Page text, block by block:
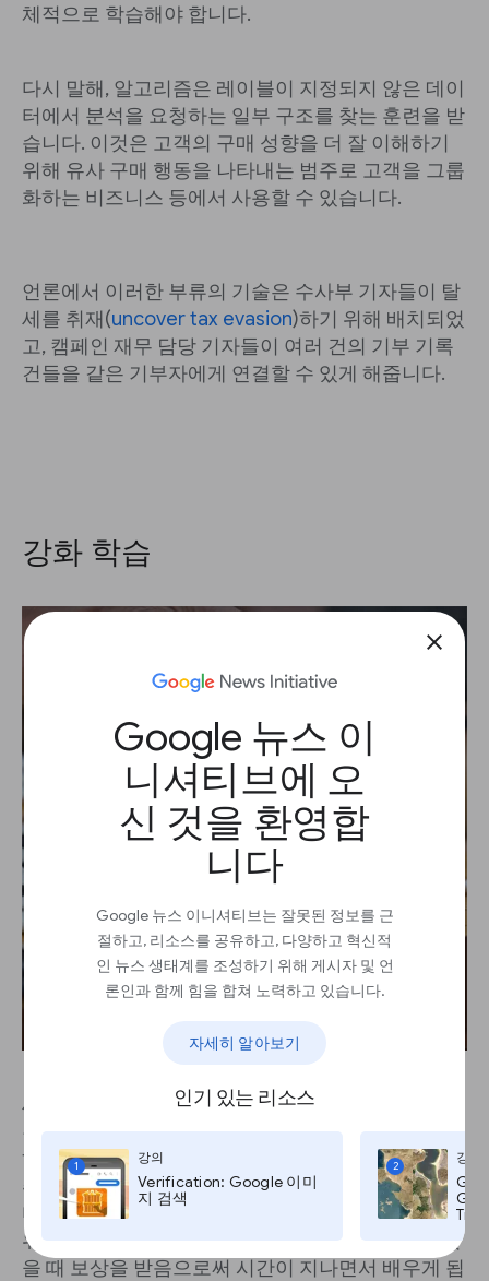
close
Google 뉴스 이
니셔티브에 오
신 것을 환영합
니다
Google 뉴스 이니셔티브는 잘못된 정보를 근
절하고, 리소스를 공유하고, 다양하고 혁신적
인 뉴스 생태계를 조성하기 위해 게시자 및 언
론인과 함께 힘을 합쳐 노력하고 있습니다.
자세히 알아보기
인기 있는 리소스
1
강의
Verification: Google 이미
지 검색
2
강의
체적으로 학습해야 합니다.
다시 말해, 알고리즘은 레이블이 지정되지 않은 데이
터에서 분석을 요청하는 일부 구조를 찾는 훈련을 받
습니다. 이것은 고객의 구매 성향을 더 잘 이해하기
위해 유사 구매 행동을 나타내는 범주로 고객을 그룹
화하는 비즈니스 등에서 사용할 수 있습니다.
언론에서 이러한 부류의 기술은 수사부 기자들이 탈
세를 취재(uncover tax evasion)하기 위해 배치되었
고, 캠페인 재무 담당 기자들이 여러 건의 기부 기록
건들을 같은 기부자에게 연결할 수 있게 해줍니다.
강화 학습
세 번째 유형은 강화 학습입니다. 비지도 학습과 마
찬가지로 여기서도 레이블이 지정된 데이터가 필요
하지 않습니다. 대신, 시행 착오를 통해 어떤 행동을
취해야 하는지, 즉 실수를 함으로써 학습한다는 아이
디어를 바탕으로 합니다. 처음에는 알고리즘이 무작
위로 작동하여 환경을 탐색하지만 올바른 선택을 했
을 때 보상을 받음으로써 시간이 지나면서 배우게 됩